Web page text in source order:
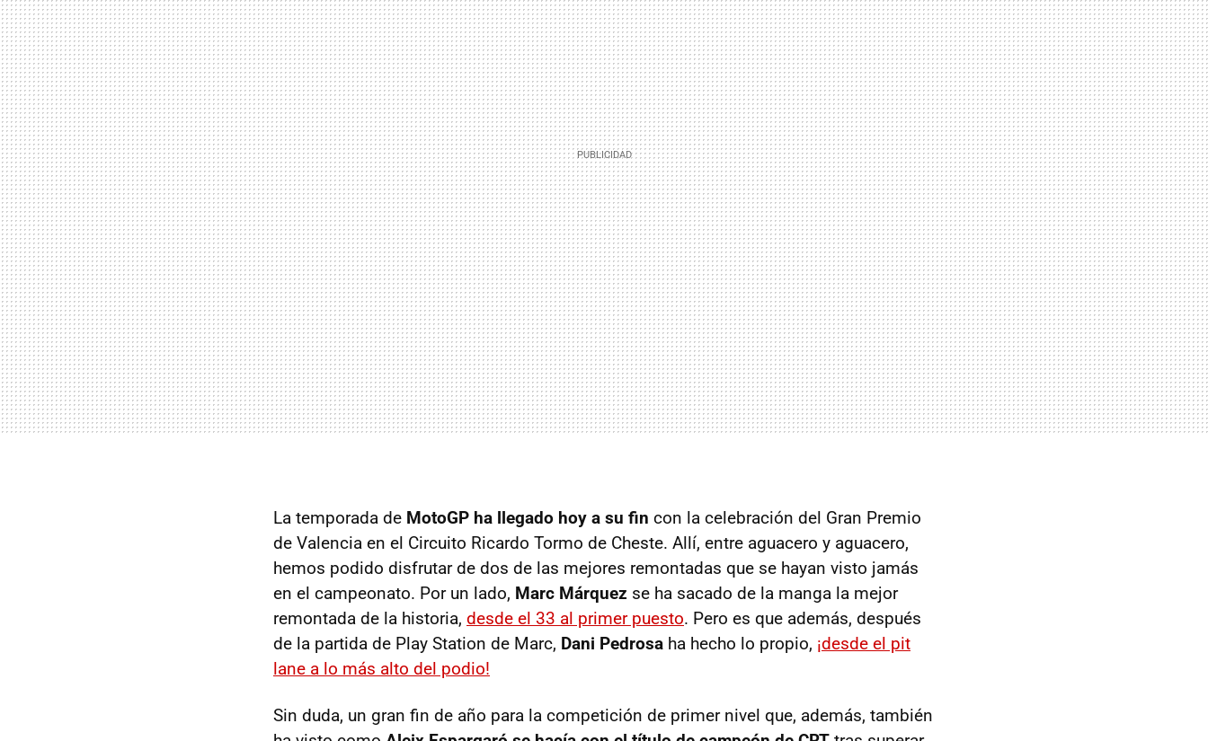
La temporada de MotoGP ha llegado hoy a su fin con la celebración del Gran Premio
de Valencia en el Circuito Ricardo Tormo de Cheste. Allí, entre aguacero y aguacero,
hemos podido disfrutar de dos de las mejores remontadas que se hayan visto jamás
en el campeonato. Por un lado, Marc Márquez se ha sacado de la manga la mejor
remontada de la historia, desde el 33 al primer puesto. Pero es que además, después
de la partida de Play Station de Marc, Dani Pedrosa ha hecho lo propio, ¡desde el pit
lane a lo más alto del podio!
Sin duda, un gran fin de año para la competición de primer nivel que, además, también